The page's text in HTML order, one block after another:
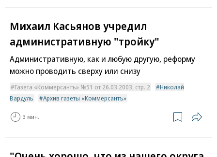
Михаил Касьянов учредил
административную "тройку"
Административную, как и любую другую, реформу
можно проводить сверху или снизу
Газета «Коммерсантъ» №51 от 26.03.2003, стр. 2
Николай
Вардуль
Архив газеты «Коммерсантъ»
3 мин.